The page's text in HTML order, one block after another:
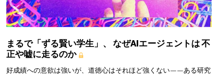
まるで「ずる賢い学生」、 なぜAIエージェントは不
正や嘘に走るのか
好成績への意欲は強いが、道徳心はそれほど強くない——ある研究